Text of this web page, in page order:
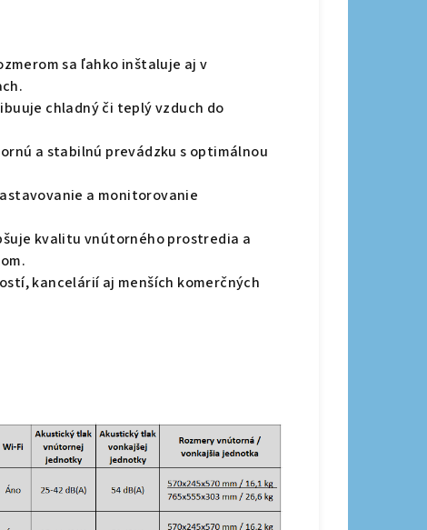
sa ľahko inštaluje aj v
chladný či teplý vzduch do
a stabilnú prevádzku s optimálnou
a monitorovanie
kvalitu vnútorného prostredia a
kancelárií aj menších komerčných